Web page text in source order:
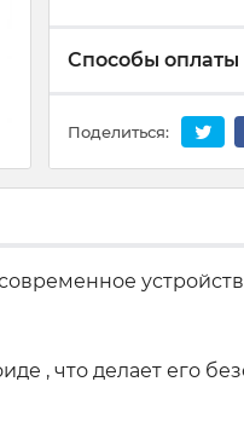
Способы оплаты
Поделиться:
, что делает его